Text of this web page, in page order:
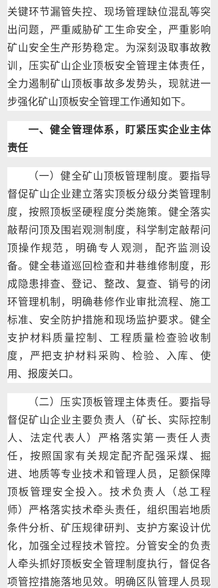
关键环节漏管失控、现场管理缺位混乱等突
出问题，严重威胁矿工生命安全，严重影响
矿山安全生产形势稳定。为深刻汲取事故教
训，压实矿山企业顶板安全管理主体责任，
全力遏制矿山顶板事故多发势头，现就进一
步强化矿山顶板安全管理工作通知如下。
一、健全管理体系，盯紧压实企业主体
责任
（一）健全矿山顶板管理制度。要指导
督促矿山企业建立落实顶板分级分类管理制
度，按照顶板坚硬程度分类施策。健全落实
敲帮问顶及围岩观测制度，科学制定敲帮问
顶操作规范，明确专人观测，配齐监测设
备。健全巷道巡回检查和井巷维修制度，形
成隐患排查、登记、整改、复查、销号的闭
环管理机制，明确巷修作业审批流程、施工
标准、安全防护措施和现场监护要求。健全
支护材料质量控制、工程质量检查验收制
度，严把支护材料采购、检验、入库、使
用、报废关口。
（二）压实顶板管理主体责任。要指导
督促矿山企业主要负责人（矿长、实际控制
人、法定代表人）严格落实第一责任人责
任，按照国家有关规定配齐配强采煤、掘
进、地质等专业技术和管理人员，足额保障
顶板管理安全投入。技术负责人（总工程
师）严格落实技术牵头责任，组织围岩地质
条件分析、矿压规律研判、支护方案设计优
化，加强全过程技术管控。分管安全的负责
人牵头抓好顶板安全管理制度执行，督促各
项管控措施落地见效。明确区队管理人员现